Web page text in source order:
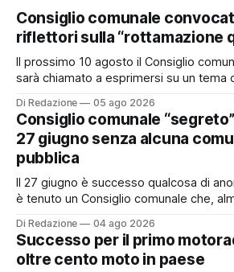
Consiglio comunale
riflettori sulla “rottamazione
Il prossimo 10 agosto il Consiglio
sarà chiamato a esprimersi su un tema
possibile adesione del Comune alla
“rottamazione quinquies” dei carichi
Riscossione. Prima, però, c’è un tema
Di Redazione 05 ago 2026
Consiglio comunale
27 giugno senza alcuna
pubblica
Il 27 giugno è successo qualcosa di
è tenuto un Consiglio comunale che,
pubblicamente comunicato ai cittadini
Pretorio. Un’anomalia che merita
comunale è, per sua natura,
Di Redazione 04 ago 2026
Successo per il primo
oltre cento moto in paese